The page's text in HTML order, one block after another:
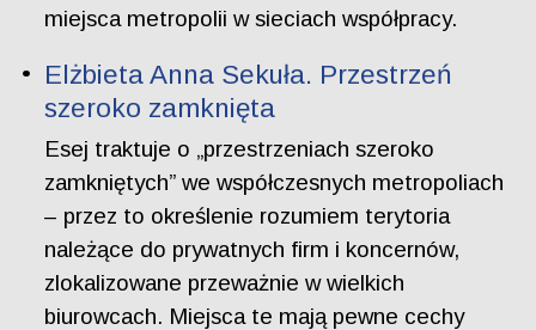
miejsca metropolii w sieciach współpracy.
Elżbieta Anna Sekuła. Przestrzeń
szeroko zamknięta
Esej traktuje o „przestrzeniach szeroko
zamkniętych” we współczesnych metropoliach
– przez to określenie rozumiem terytoria
należące do prywatnych firm i koncernów,
zlokalizowane przeważnie w wielkich
biurowcach. Miejsca te mają pewne cechy